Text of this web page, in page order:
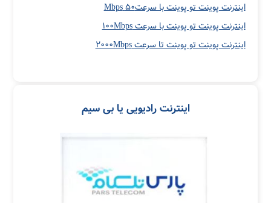
اینترنت پوینت تو پوینت با سرعت۵۰ Mbps
اینترنت پوینت تو پوینت با سرعت ۱۰۰Mbps
اینترنت پوینت تو پوینت تا سرعت ۲۰۰۰Mbps
اینترنت رادیویی یا بی سیم